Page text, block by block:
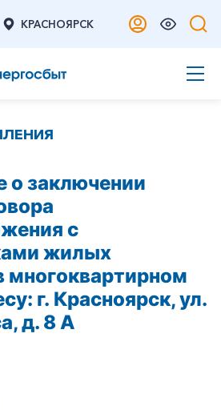
КРАСНОЯРСК
о заключении
с
жилых
многоквартирном
г. Красноярск, ул.
д. 8 А